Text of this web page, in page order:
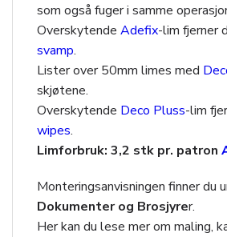
som også fuger i samme
Overskytende Adefix-lim fjerner
svamp.
Lister over 50mm limes med
skjøtene.
Overskytende Deco Pluss-lim
wipes.
Limforbruk: 3,2 stk pr. patron
Monteringsanvisningen finner du
Dokumenter og Brosjyrer.
Her kan du lese mer om maling,